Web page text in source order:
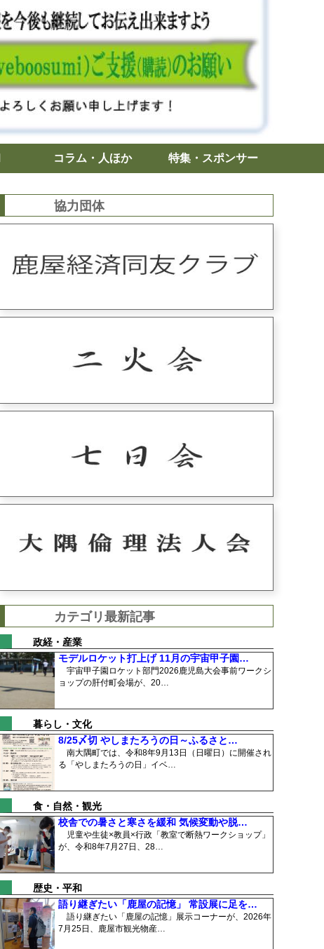
コラム・人ほか 特集・スポンサー
協力団体
カテゴリ最新記事
政経・産業
モデルロケット打上げ 11月の宇宙甲子園…
宇宙甲子園ロケット部門2026鹿児島大会事前ワークシ
ョップの肝付町会場が、20…
暮らし・文化
8/25〆切 やしまたろうの日～ふるさと…
南大隅町では、令和8年9月13日（日曜日）に開催され
る「やしまたろうの日」イベ…
食・自然・観光
校舎での暑さと寒さを緩和 気候変動や脱…
児童や生徒×教員×行政「教室で断熱ワークショップ」
が、令和8年7月27日、28…
歴史・平和
語り継ぎたい「鹿屋の記憶」 常設展に足を…
語り継ぎたい「鹿屋の記憶」展示コーナーが、2026年
7月25日、鹿屋市観光物産…